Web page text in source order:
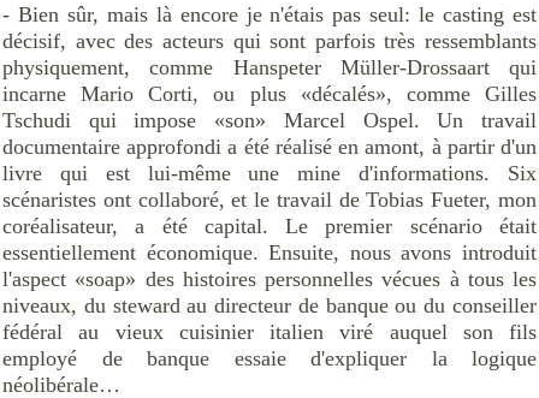
- Bien sûr, mais là encore je n'étais pas seul: le casting est
décisif, avec des acteurs qui sont parfois très ressemblants
physiquement, comme Hanspeter Müller-Drossaart qui
incarne Mario Corti, ou plus «décalés», comme Gilles
Tschudi qui impose «son» Marcel Ospel. Un travail
documentaire approfondi a été réalisé en amont, à partir d'un
livre qui est lui-même une mine d'informations. Six
scénaristes ont collaboré, et le travail de Tobias Fueter, mon
coréalisateur, a été capital. Le premier scénario était
essentiellement économique. Ensuite, nous avons introduit
l'aspect «soap» des histoires personnelles vécues à tous les
niveaux, du steward au directeur de banque ou du conseiller
fédéral au vieux cuisinier italien viré auquel son fils
employé de banque essaie d'expliquer la logique
néolibérale…